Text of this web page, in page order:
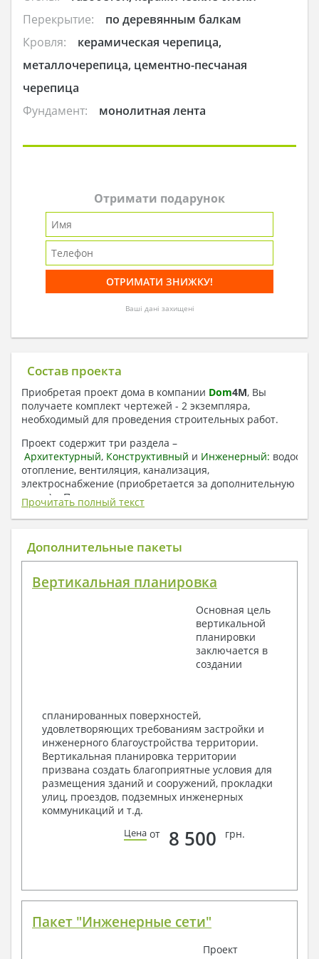
Перекрытие:
по деревянным балкам
Кровля:
керамическая черепица,
металлочерепица, цементно-песчаная
черепица
Фундамент:
монолитная лента
Отримати подарунок
Ваші дані захищені
Состав проекта
Приобретая проект дома в компании Dom4M, Вы
получаете комплект чертежей - 2 экземпляра,
необходимый для проведения строительных работ.
Проект содержит три раздела –
Архитектурный, Конструктивный и Инженерный:
отопление, вентиляция, канализация,
электроснабжение (приобретается за дополнительную
плату) + Пояснительная записка.
1. Архитектурный раздел:
Общие данные по проекту
Поэтажные маркировочные планы с
Разрезы и состав конструкций
Фасады с ведомостью внешних отделок
Элементы проемов – спецификация
Ведомость перемычек – сечения и
Архитектурные узлы в конструкциях
2. Конструктивный раздел:
Общие данные по проекту
Схемы расположения и расчеты фундаментов
Элементы каркаса – схемы расположения
Схема расположения перекрытий
Опоры перекрытия на стены или Узлы
Элементы кровли – схемы расположения
3. Инженерный раздел (приобретается по желанию
за дополнительную плату):
Прочитать полный текст
Дополнительные пакеты
Вертикальная планировка
Основная цель
вертикальной
планировки
заключается в
создании
спланированных поверхностей,
удовлетворяющих требованиям застройки и
инженерного благоустройства территории.
Вертикальная планировка территории
призвана создать благоприятные условия для
размещения зданий и сооружений, прокладки
улиц, проездов, подземных инженерных
коммуникаций и т.д.
Цена от 8 500 грн.
Пакет "Инженерные сети"
Проект